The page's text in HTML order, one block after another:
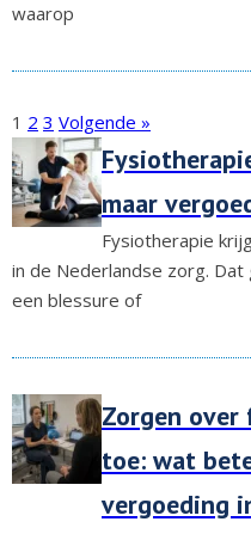
waarop
1 2 3 Volgende »
maar
Fysiotherapie
in de Nederlandse zorg.
een blessure of
Zorgen over
toe: wat
vergoeding